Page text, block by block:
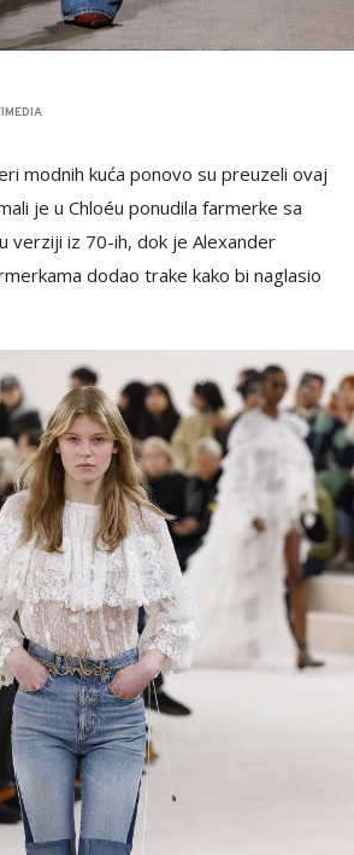
modnih kuća ponovo su preuzeli ovaj
je u Chloéu ponudila farmerke sa
verziji iz 70-ih, dok je Alexander
dodao trake kako bi naglasio